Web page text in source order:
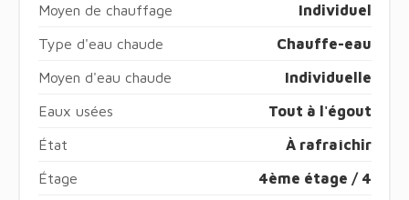
Moyen de chauffage Individuel
Type d'eau chaude Chauffe-eau
Moyen d'eau chaude Individuelle
Eaux usées Tout à l'égout
État À rafraîchir
Étage 4ème étage / 4